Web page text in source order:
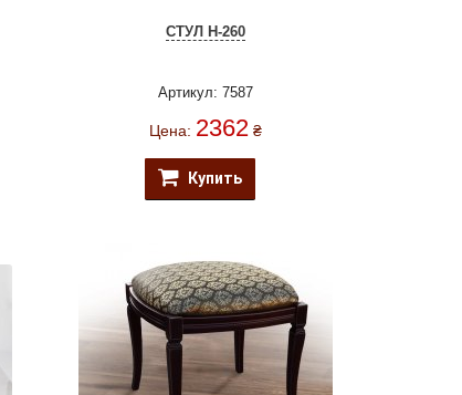
СТУЛ H-260
Артикул: 7587
Цена: 2362 ₴
Купить